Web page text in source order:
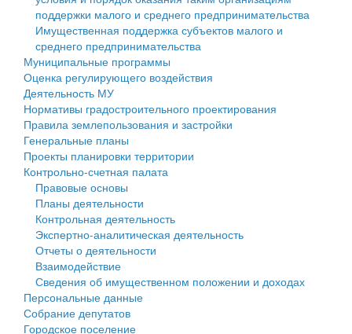
Деятельность МУ
Нормативы градостроительного проектирования
Правила землепользования и застройки
Генеральные планы
Проекты планировки территории
Собрание депутатов
Городское поселение
Сельские поселения
поддержки малого и среднего предпринимательства
Имущественная поддержка субъектов малого и
среднего предпринимательства
Муниципальные программы
Оценка регулирующего воздействия
Деятельность МУ
Нормативы градостроительного проектирования
Правила землепользования и застройки
Генеральные планы
Проекты планировки территории
Контрольно-счетная палата
Правовые основы
Планы деятельности
Контрольная деятельность
Экспертно-аналитическая деятельность
Отчеты о деятельности
Взаимодействие
Сведения об имущественном положении и доходах
Персональные данные
Собрание депутатов
Городское поселение